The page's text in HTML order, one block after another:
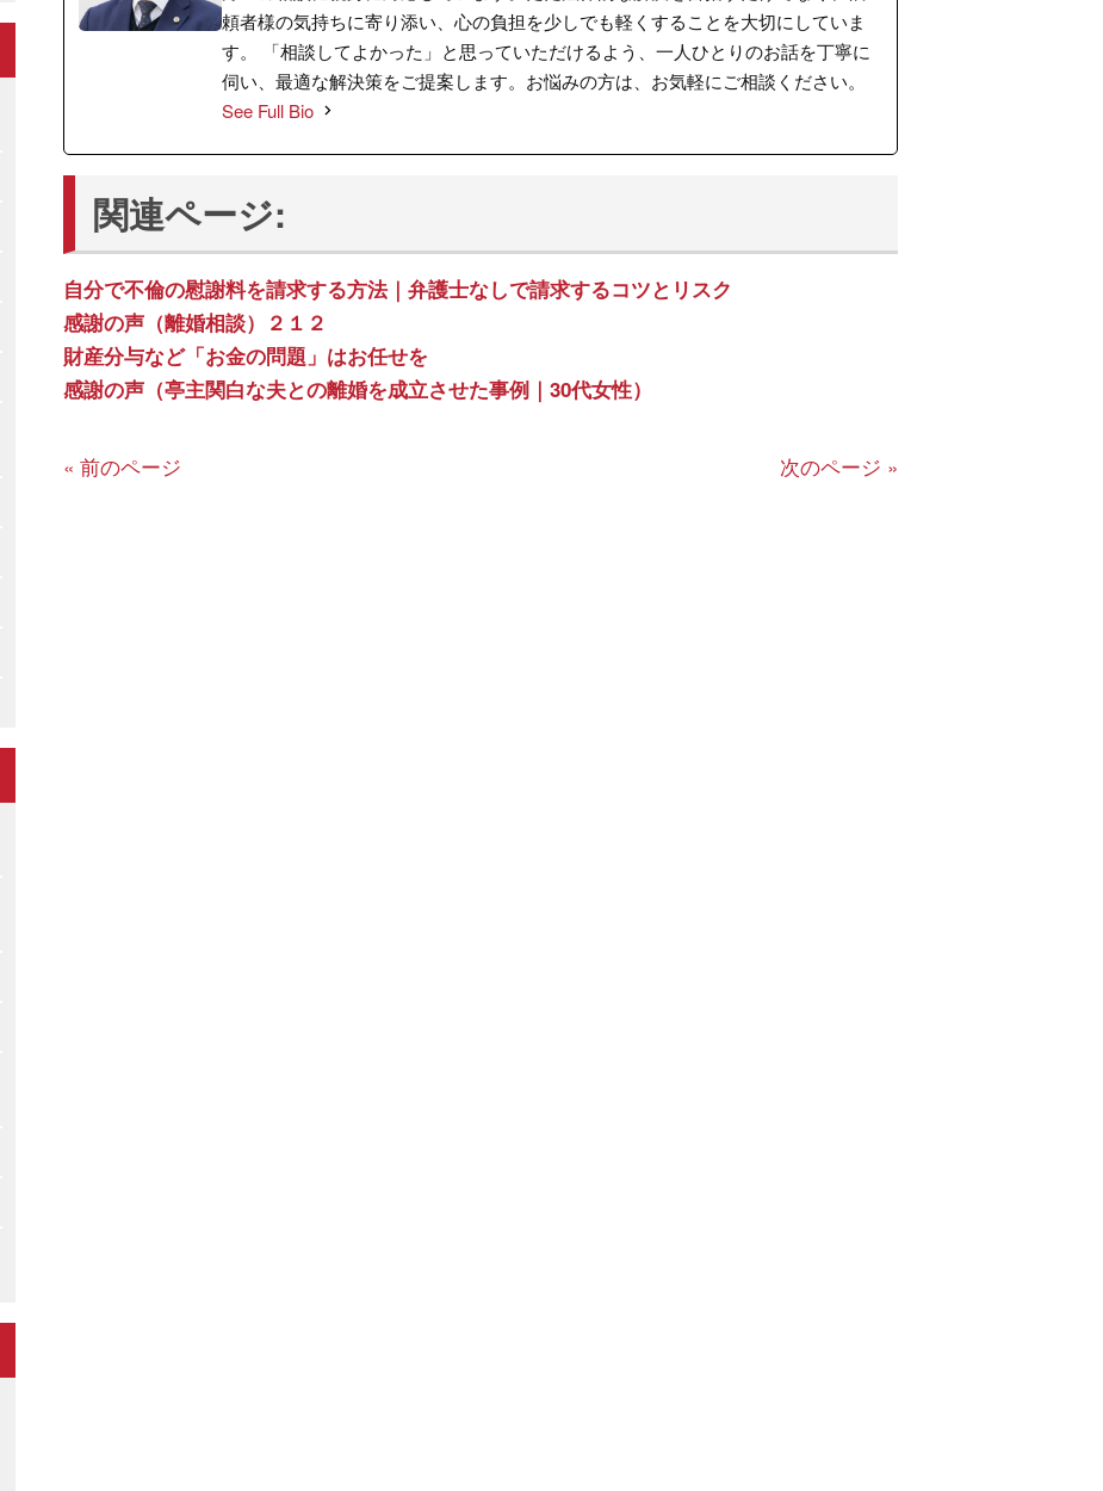
頼者様の気持ちに寄り添い、心の負担を少しでも軽くすることを大切にしていま
す。 「相談してよかった」と思っていただけるよう、一人ひとりのお話を丁寧に
伺い、最適な解決策をご提案します。お悩みの方は、お気軽にご相談ください。
See Full Bio
関連ページ:
自分で不倫の慰謝料を請求する方法｜弁護士なしで請求するコツとリスク
感謝の声（離婚相談）２１２
財産分与など「お金の問題」はお任せを
感謝の声（亭主関白な夫との離婚を成立させた事例｜30代女性）
« 前のページ 次のページ »